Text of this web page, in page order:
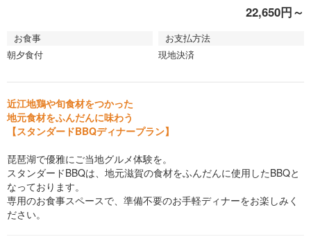
o
u
e
22,650円～
お食事
朝夕食付
お支払方法
現地決済
近江地鶏や旬食材をつかった
地元食材をふんだんに味わう
【スタンダードBBQディナープラン】
琵琶湖で優雅にご当地グルメ体験を。
スタンダードBBQは、地元滋賀の食材をふんだんに使用したBBQと
なっております。
専用のお食事スペースで、準備不要のお手軽ディナーをお楽しみく
ださい。